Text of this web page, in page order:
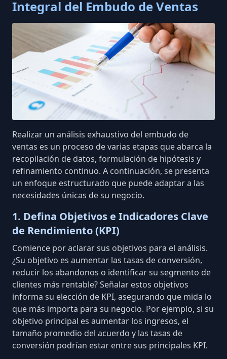
Integral del Embudo de Ventas
Realizar un análisis exhaustivo del embudo de
ventas es un proceso de varias etapas que abarca la
recopilación de datos, formulación de hipótesis y
refinamiento continuo. A continuación, se presenta
un enfoque estructurado que puede adaptar a las
necesidades únicas de su negocio.
1. Defina Objetivos e Indicadores Clave
de Rendimiento (KPI)
Comience por aclarar sus objetivos para el análisis.
¿Su objetivo es aumentar las tasas de conversión,
reducir los abandonos o identificar su segmento de
clientes más rentable? Señalar estos objetivos
informa su elección de KPI, asegurando que mida lo
que más importa para su negocio. Por ejemplo, si su
objetivo principal es aumentar los ingresos, el
tamaño promedio del acuerdo y las tasas de
conversión podrían estar entre sus principales KPI.